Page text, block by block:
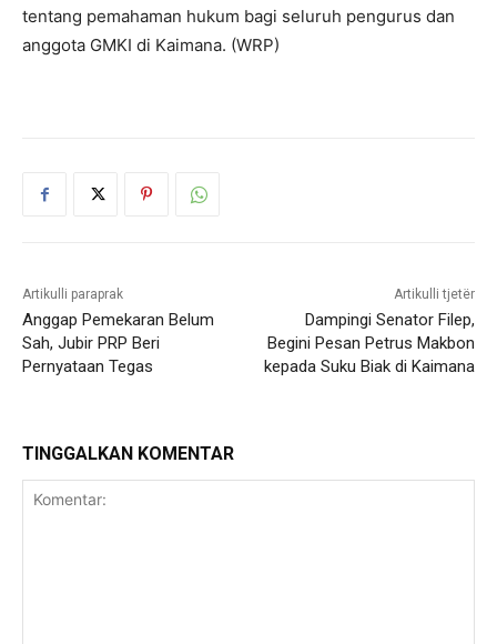
tentang pemahaman hukum bagi seluruh pengurus dan
anggota GMKI di Kaimana. (WRP)
Artikulli paraprak
Anggap Pemekaran Belum
Sah, Jubir PRP Beri
Pernyataan Tegas
Artikulli tjetër
Dampingi Senator Filep,
Begini Pesan Petrus Makbon
kepada Suku Biak di Kaimana
TINGGALKAN KOMENTAR